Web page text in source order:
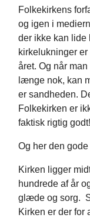
Folkekirkens
og igen i
der ikke kan lide
kirkelukninger
året. Og når
længe nok, kan
er sandheden.
Folkekirken er
faktisk rigtig
Og her den
Kirken ligger
hundrede af år
glæde og sorg.
Kirken er der for